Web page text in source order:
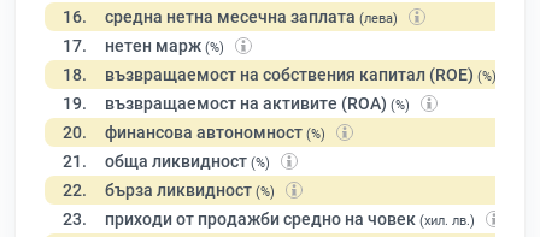
16. средна нетна месечна заплата (лева)
17. нетен марж (%)
18. възвращаемост на собствения капитал (ROE) (%)
19. възвращаемост на активите (ROA) (%)
20. финансова автономност (%)
21. обща ликвидност (%)
22. бърза ликвидност (%)
23. приходи от продажби средно на човек (хил. лв.)